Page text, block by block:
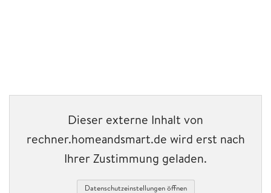
Dieser externe Inhalt von
rechner.homeandsmart.de wird erst nach
Ihrer Zustimmung geladen.
Datenschutzeinstellungen öffnen